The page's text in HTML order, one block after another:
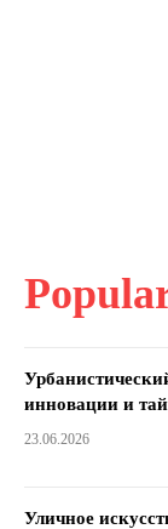
инновации и
23.06.2026
Уличное